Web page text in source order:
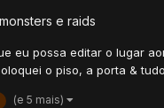
e raids
eu possa editar o lugar
o piso, a porta &
(e 5 mais)